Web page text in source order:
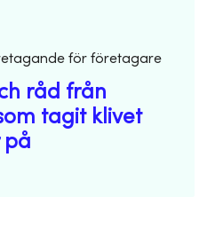
för företagare
råd från
tagit klivet
på